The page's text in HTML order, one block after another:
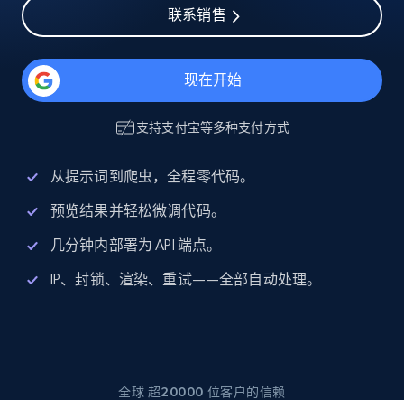
联系销售
现在开始
支持支付宝等多种支付方式
从提示词到爬虫，全程零代码。
预览结果并轻松微调代码。
几分钟内部署为 API 端点。
IP、封锁、渲染、重试——全部自动处理。
全球 超20000 位客户的信赖